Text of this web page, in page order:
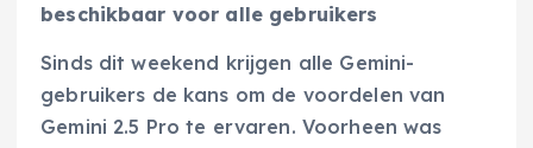
beschikbaar voor alle gebruikers
Sinds dit weekend krijgen alle Gemini-
gebruikers de kans om de voordelen van
Gemini 2.5 Pro te ervaren. Voorheen was